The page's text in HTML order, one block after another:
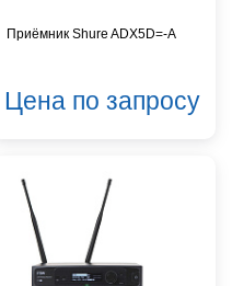
Приёмник Shure ADX5D=-A
Цена по запросу